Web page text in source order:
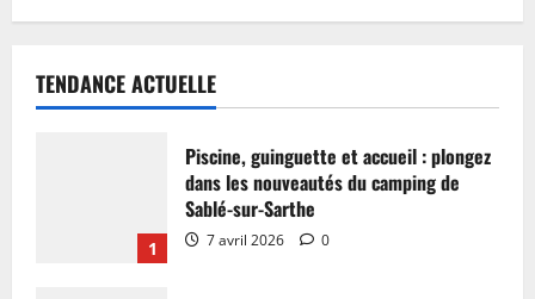
TENDANCE ACTUELLE
1
Piscine, guinguette et accueil : plongez
dans les nouveautés du camping de
Sablé-sur-Sarthe
7 avril 2026 0